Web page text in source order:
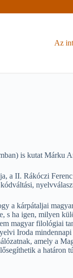
Az
is kutat Márku
a II. Rákóczi
a kárpátaljai
ha igen, milyen
magyar filológiai
Iroda
amely a
a